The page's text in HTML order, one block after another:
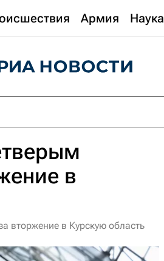
Армия Наука
в
вторжение в Курскую область